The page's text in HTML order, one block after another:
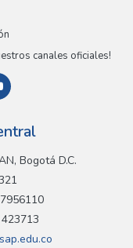
canales oficiales!
Bogotá D.C.